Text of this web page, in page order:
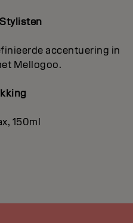
accentuering in
Mellogoo.
150ml